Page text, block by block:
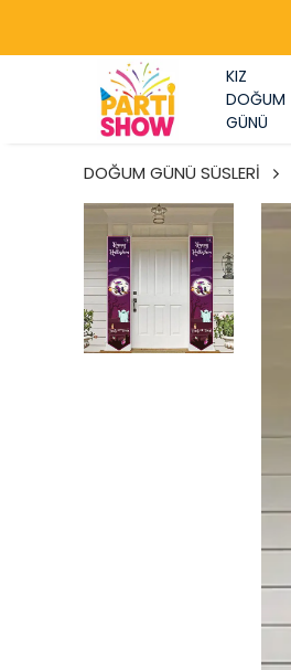
KIZ
DOĞUM
GÜNÜ
DOĞUM GÜNÜ SÜSLERİ